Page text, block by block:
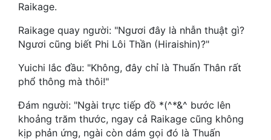
Linh Dị
Làm Giàu
Lịch Sử
Mưu Mô
Mạt Thế
Raikage.
Raikage quay người: "Ngươi đây là nhẫn thuật gì?
Ngươi cũng biết Phi Lôi Thần (Hiraishin)?"
Yuichi lắc đầu: "Không, đây chỉ là Thuấn Thân rất
phổ thông mà thôi!"
Đám người: "Ngài trực tiếp đồ *(^*&^ bước lên
khoảng trăm thước, ngay cả Raikage cũng không
kịp phản ứng, ngài còn dám gọi đó là Thuấn